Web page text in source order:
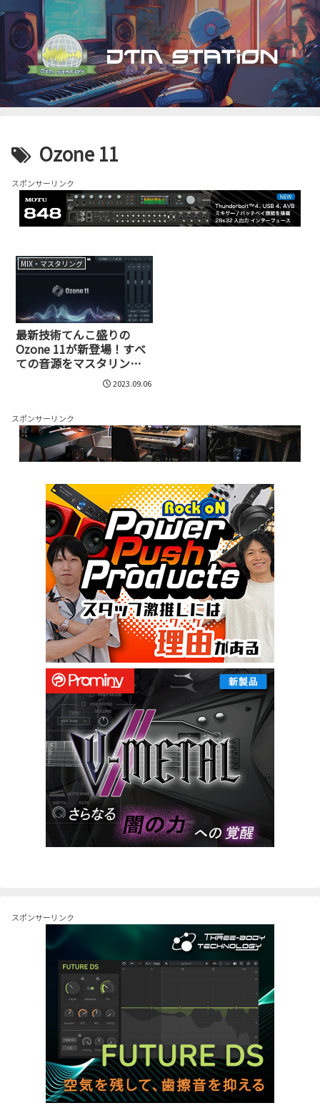
Ozone 11
スポンサーリンク
MIX・マスタリング
最新技術てんこ盛りの
Ozone 11が新登場！すべ
ての音源をマスタリング
する最強ツールへと進化
2023.09.06
スポンサーリンク
スポンサーリンク